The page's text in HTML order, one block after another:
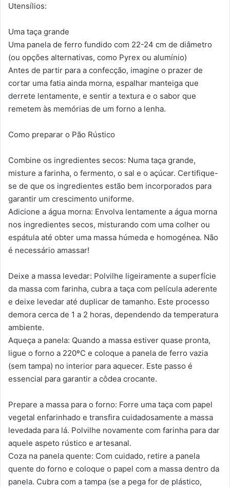
Utensílios:
Uma taça grande
Uma panela de ferro fundido com 22-24 cm de diâmetro
(ou opções alternativas, como Pyrex ou alumínio)
Antes de partir para a confecção, imagine o prazer de
cortar uma fatia ainda morna, espalhar manteiga que
derrete lentamente, e sentir a textura e o sabor que
remetem às memórias de um forno a lenha.
Como preparar o Pão Rústico
Combine os ingredientes secos: Numa taça grande,
misture a farinha, o fermento, o sal e o açúcar. Certifique-
se de que os ingredientes estão bem incorporados para
garantir um crescimento uniforme.
Adicione a água morna: Envolva lentamente a água morna
nos ingredientes secos, misturando com uma colher ou
espátula até obter uma massa húmeda e homogénea. Não
é necessário amassar!
Deixe a massa levedar: Polvilhe ligeiramente a superfície
da massa com farinha, cubra a taça com película aderente
e deixe levedar até duplicar de tamanho. Este processo
demora cerca de 1 a 2 horas, dependendo da temperatura
ambiente.
Aqueça a panela: Quando a massa estiver quase pronta,
ligue o forno a 220ºC e coloque a panela de ferro vazia
(sem tampa) no interior para aquecer. Este passo é
essencial para garantir a côdea crocante.
Prepare a massa para o forno: Forre uma taça com papel
vegetal enfarinhado e transfira cuidadosamente a massa
levedada para lá. Polvilhe novamente com farinha para dar
aquele aspeto rústico e artesanal.
Coza na panela quente: Com cuidado, retire a panela
quente do forno e coloque o papel com a massa dentro da
panela. Cubra com a tampa (se a pega for de plástico,